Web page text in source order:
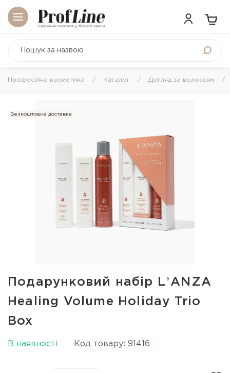
Професійна косметика Каталог Догляд за волоссям
Безкоштовна доставка
Подарунковий набір LʼANZA
Healing Volume Holiday Trio
Box
В наявності Код товару: 91416